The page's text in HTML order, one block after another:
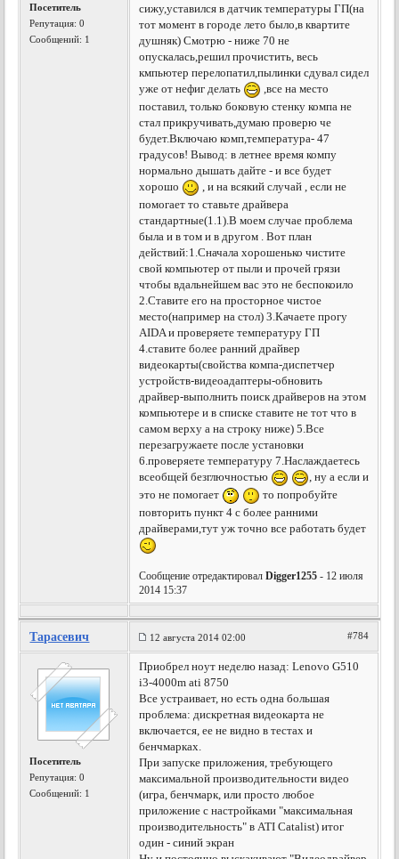
Посетитель
Репутация:0
Сообщений: 1
сижу,уставился в датчик температуры ГП(на
тот момент в городе лето было,в квартите
душняк) Смотрю - ниже 70 не
опускалась,решил прочистить, весь
кмпьютер перелопатил,пылинки сдувал сидел
уже от нефиг делать
,все на место
поставил, только боковую стенку компа не
стал прикручивать,думаю проверю че
будет.Включаю комп,температура- 47
градусов! Вывод: в летнее время компу
нормально дышать дайте - и все будет
хорошо
, и на всякий случай , если не
помогает то ставьте драйвера
стандартные(1.1).В моем случае проблема
была и в том и в другом . Вот план
действий:1.Сначала хорошенько чистите
свой компьютер от пыли и прочей грязи
чтобы вдальнейшем вас это не беспокоило
2.Ставите его на просторное чистое
место(например на стол) 3.Качаете прогу
AIDA и проверяете температуру ГП
4.ставите более ранний драйвер
видеокарты(свойства компа-диспетчер
устройств-видеоадаптеры-обновить
драйвер-выполнить поиск драйверов на этом
компьютере и в списке ставите не тот что в
самом верху а на строку ниже) 5.Все
перезагружаете после установки
6.проверяете температуру 7.Наслаждаетесь
всеобщей безглючностью
, ну а если и
это не помогает
то попробуйте
повторить пункт 4 с более ранними
драйверами,тут уж точно все работать будет
Сообщение отредактировалDigger1255 - 12 июля
2014 15:37
Тарасевич 12 августа 2014 02:00 #784
Посетитель
Репутация:0
Сообщений: 1
Приобрел ноут неделю назад: Lenovo G510
i3-4000m ati 8750
Все устраивает, но есть одна большая
проблема: дискретная видеокарта не
включается, ее не видно в тестах и
бенчмарках.
При запуске приложения, требующего
максимальной производительности видео
(игра, бенчмарк, или просто любое
приложение с настройками "максимальная
производительность" в ATI Catalist) итог
один - синий экран